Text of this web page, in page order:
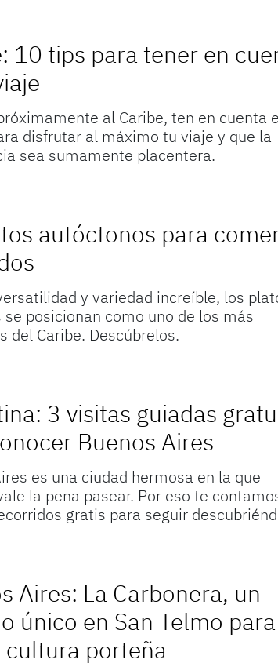
10 tips para tener en
al Caribe, ten en cuenta
disfrutar al máximo tu viaje y que la
sea sumamente placentera.
autóctonos para
y variedad increíble, los
se posicionan como uno de los más
del Caribe. Descúbrelos.
3 visitas guiadas
Buenos Aires
es una ciudad hermosa en la que
la pena pasear. Por eso te
gratis para seguir
Aires: La Carbonera, un
único en San Telmo para
cultura porteña